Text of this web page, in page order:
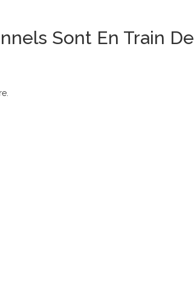
Sont En Train De